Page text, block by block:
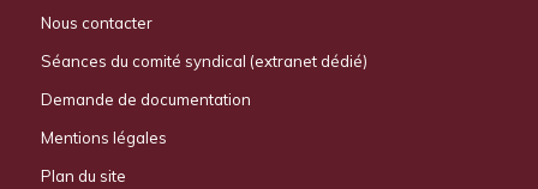
Nous contacter
Séances du comité syndical (extranet dédié)
Demande de documentation
Mentions légales
Plan du site